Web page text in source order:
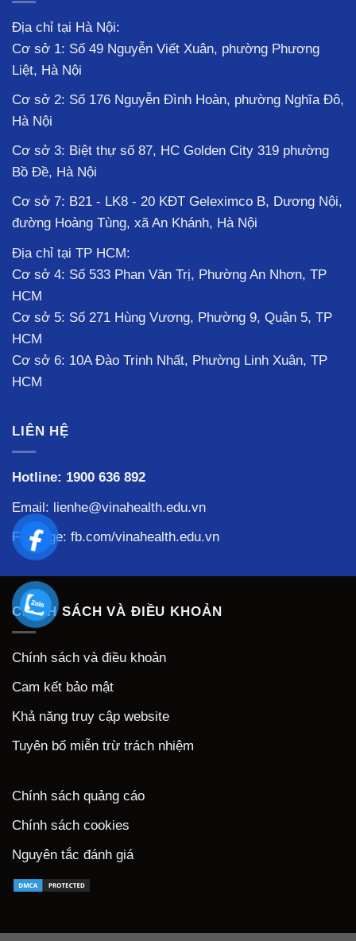
Địa chỉ tại Hà Nội:
Cơ sở 1: Số 49 Nguyễn Viết Xuân, phường Phương
Liệt, Hà Nội
Cơ sở 2: Số 176 Nguyễn Đình Hoàn, phường Nghĩa Đô,
Hà Nội
Cơ sở 3: Biệt thự số 87, HC Golden City 319 phường
Bồ Đề, Hà Nội
Cơ sở 7: B21 - LK8 - 20 KĐT Geleximco B, Dương Nội,
đường Hoàng Tùng, xã An Khánh, Hà Nội
Địa chỉ tại TP HCM:
Cơ sở 4: Số 533 Phan Văn Trị, Phường An Nhơn, TP
HCM
Cơ sở 5: Số 271 Hùng Vương, Phường 9, Quận 5, TP
HCM
Cơ sở 6: 10A Đào Trinh Nhất, Phường Linh Xuân, TP
HCM
LIÊN HỆ
Hotline: 1900 636 892
Email: lienhe@vinahealth.edu.vn
Fanpage: fb.com/vinahealth.edu.vn
CHÍNH SÁCH VÀ ĐIỀU KHOẢN
Chính sách và điều khoản
Cam kết bảo mật
Khả năng truy cập website
Tuyên bố miễn trừ trách nhiệm
Chính sách quảng cáo
Chính sách cookies
Nguyên tắc đánh giá